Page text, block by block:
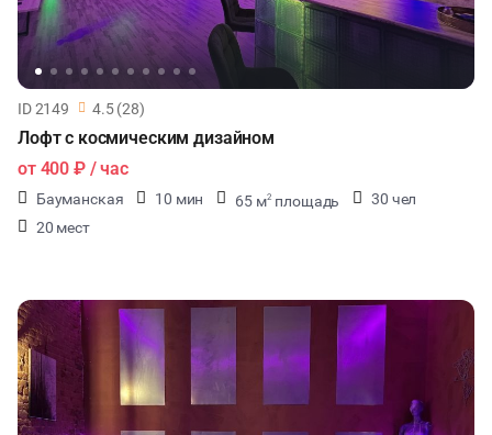
ID 2149 4.5 (28)
Лофт с космическим дизайном
от 400 ₽/ час
Бауманская 10 мин 65 м2 площадь
30 чел
20 мест